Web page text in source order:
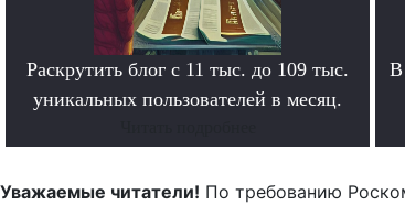
Раскрутить блог с 11 тыс. до 109 тыс.
уникальных пользователей в месяц.
В
Уважаемые читатели! По требованию